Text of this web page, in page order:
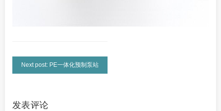
Next post: PE一体化预制泵站
发表评论